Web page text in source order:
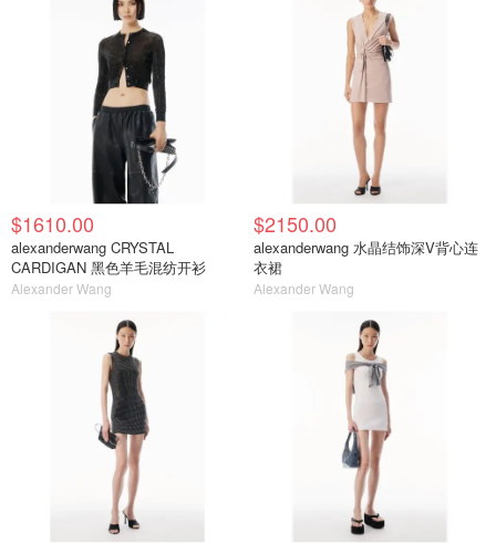
$1610.00
alexanderwang CRYSTAL
CARDIGAN 黑色羊毛混纺开衫
Alexander Wang
$2150.00
alexanderwang 水晶结饰深V背心连
衣裙
Alexander Wang